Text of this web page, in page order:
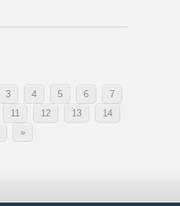
3 4 5 6
7
11 12 13
14
»